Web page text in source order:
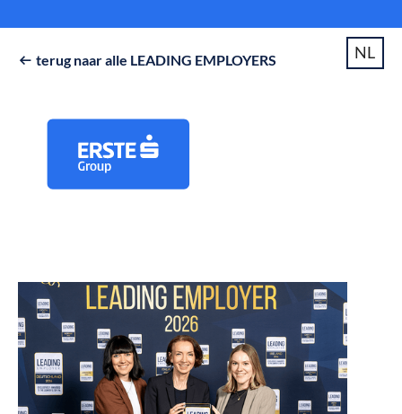
 terug naar alle LEADING EMPLOYERS NL